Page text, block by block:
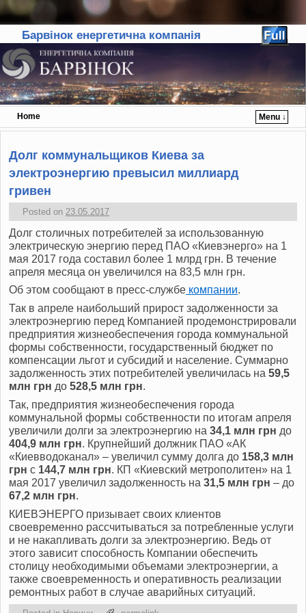
Барвінок енергетична компанія
Home
Menu ↓
Skip to primary content
Skip to secondary content
Долг коммунальщиков Киева за
электроэнергию превысил миллиард
гривен
Posted on 23.05.2017
Долг столичных потребителей за использованную
электрическую энергию перед ПАО «Киевэнерго» на 1
мая 2017 года составил более 1 млрд грн. В течение
апреля месяца он увеличился на 83,5 млн грн.
Об этом сообщают в пресс-службе компании.
Так в апреле наибольший прирост задолженности за
электроэнергию перед Компанией продемонстрировали
предприятия жизнеобеспечения города коммунальной
формы собственности, государственный бюджет по
компенсации льгот и субсидий и население. Суммарно
задолженность этих потребителей увеличилась на 59,5
млн грн до 528,5 млн грн.
Так, предприятия жизнеобеспечения города
коммунальной формы собственности по итогам апреля
увеличили долги за электроэнергию на 34,1 млн грн до
404,9 млн грн. Крупнейший должник ПАО «АК
«Киевводоканал» – увеличил сумму долга до 158,3 млн
грн с 144,7 млн грн. КП «Киевский метрополитен» на 1
мая 2017 увеличил задолженность на 31,5 млн грн – до
67,2 млн грн.
КИЕВЭНЕРГО призывает своих клиентов
своевременно рассчитываться за потребленные услуги
и не накапливать долги за электроэнергию. Ведь от
этого зависит способность Компании обеспечить
столицу необходимыми объемами электроэнергии, а
также своевременность и оперативность реализации
ремонтных работ в случае аварийных ситуаций.